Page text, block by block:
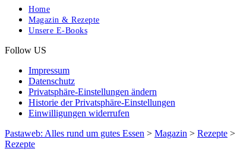
Home
Magazin & Rezepte
Unsere E-Books
Follow US
Impressum
Datenschutz
Privatsphäre-Einstellungen ändern
Historie der Privatsphäre-Einstellungen
Einwilligungen widerrufen
Pastaweb: Alles rund um gutes Essen > Magazin > Rezepte >
Rezepte